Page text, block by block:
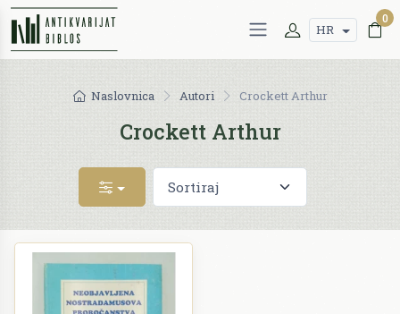
HR
0
Naslovnica Autori Crockett Arthur
Crockett Arthur